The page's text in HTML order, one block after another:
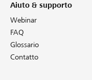
Aiuto & supporto
Webinar
FAQ
Glossario
Contatto